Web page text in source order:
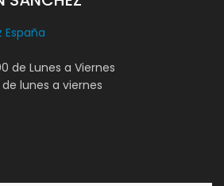
España
de Lunes a Viernes
de lunes a viernes